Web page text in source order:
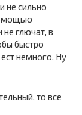
не сильно
глючат, в
быстро
немного. Ну
то все